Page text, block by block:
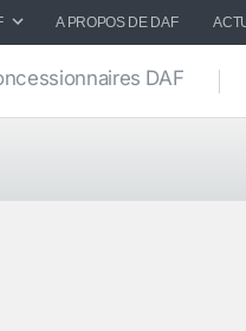
A PROPOS DE DAF
DAF